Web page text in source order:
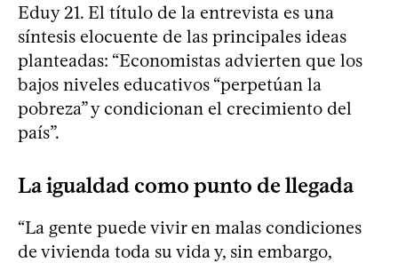
Eduy 21. El título de la entrevista es una
síntesis elocuente de las principales ideas
planteadas: “Economistas advierten que los
bajos niveles educativos “perpetúan la
pobreza” y condicionan el crecimiento del
país”.
La igualdad como punto de llegada
“La gente puede vivir en malas condiciones
de vivienda toda su vida y, sin embargo,